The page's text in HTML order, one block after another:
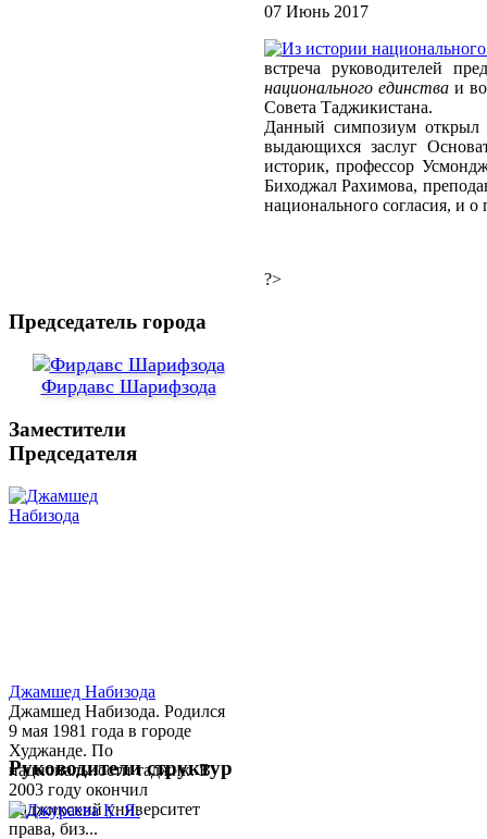
07 Июнь 2017
встреча руководителей
национального единства и
Совета Таджикистана.
Данный симпозиум открыл
выдающихся заслуг
историк, профессор
Биходжал Рахимова,
национального согласия, и
?>
Председатель города
Фирдавс Шарифзода
Заместители
Председателя
Джамшед Набизода
Джамшед Набизода. Родился
9 мая 1981 года в городе
Худжанде. По
национальности таджик. В
2003 году окончил
Таджикский университет
права, биз...
Руководители структур